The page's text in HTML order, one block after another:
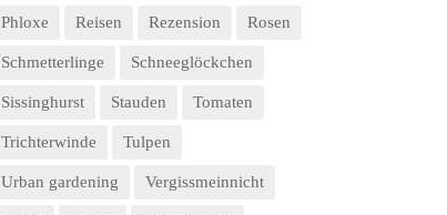
Phloxe Reisen Rezension Rosen
Schmetterlinge Schneeglöckchen
Sissinghurst Stauden Tomaten
Trichterwinde Tulpen
Urban gardening Vergissmeinnicht